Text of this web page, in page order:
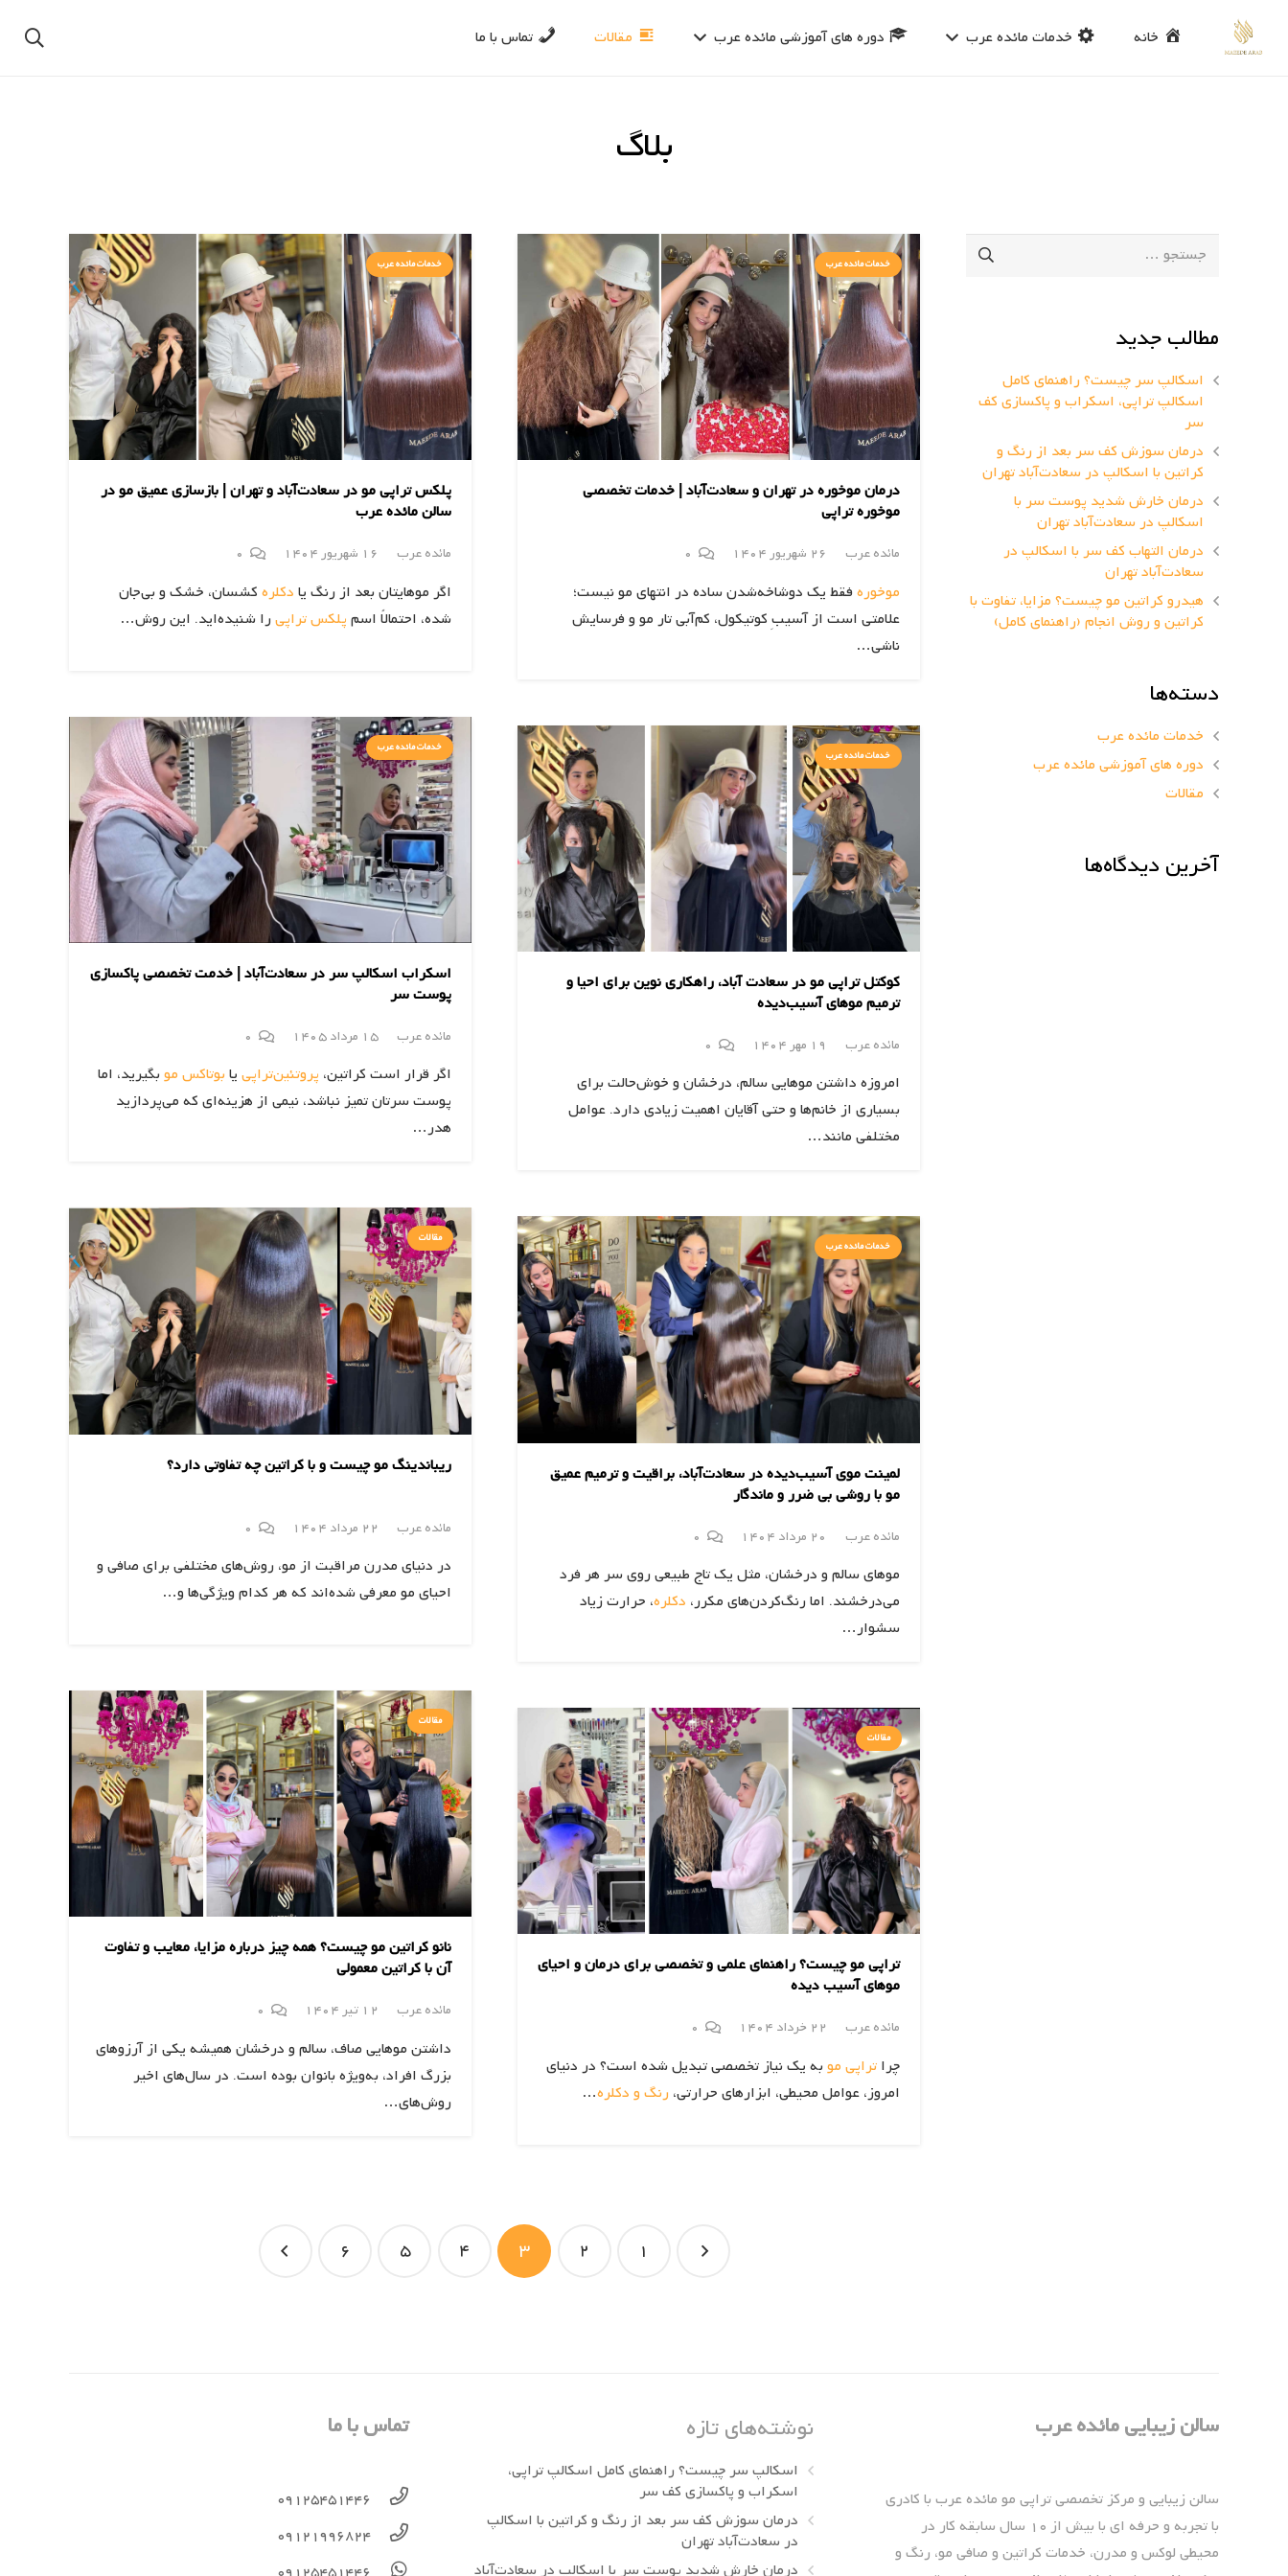
خانه خدمات مائده عرب دوره های آموزشی مائده عرب مقالات تماس با ما
بلاگ
جستجو
مطالب جدید
اسکالپ سر چیست؟ راهنمای کامل
اسکالپ تراپی، اسکراب و پاکسازی کف
سر
درمان سوزش کف سر بعد از رنگ و
کراتین با اسکالپ در سعادت‌آباد تهران
درمان خارش شدید پوست سر با
اسکالپ در سعادت‌آباد تهران
درمان التهاب کف سر با اسکالپ در
سعادت‌آباد تهران
هیدرو کراتین مو چیست؟ مزایا، تفاوت با
کراتین و روش انجام (راهنمای کامل)
دسته‌ها
خدمات مائده عرب
دوره های آموزشی مائده عرب
مقالات
آخرین دیدگاه‌ها
خدمات مائده عرب
درمان موخوره در تهران و سعادت‌آباد | خدمات تخصصی
موخوره تراپی
مائده عرب 26 شهریور 1404 0
موخوره فقط یک دوشاخه‌شدن ساده در انتهای مو نیست؛
علامتی است از آسیبِ کوتیکول، کم‌آبی تار مو و فرسایش
ناشی…
خدمات مائده عرب
پلکس تراپی مو در سعادت‌آباد و تهران | بازسازی عمیق مو در
سالن مائده عرب
مائده عرب 16 شهریور 1404 0
اگر موهایتان بعد از رنگ یا دکلره کشسان، خشک و بی‌جان
شده، احتمالاً اسم پلکس تراپی را شنیده‌اید. این روش…
خدمات مائده عرب
اسکراب اسکالپ سر در سعادت‌آباد | خدمت تخصصی پاکسازی
پوست سر
مائده عرب 15 مرداد 1405 0
اگر قرار است کراتین، پروتئین‌تراپی یا بوتاکس مو بگیرید، اما
پوست سرتان تمیز نباشد، نیمی از هزینه‌ای که می‌پردازید
هدر…
خدمات مائده عرب
کوکتل تراپی مو در سعادت آباد، راهکاری نوین برای احیا و
ترمیم موهای آسیب‌دیده
مائده عرب 19 مهر 1404 0
امروزه داشتن موهایی سالم، درخشان و خوش‌حالت برای
بسیاری از خانم‌ها و حتی آقایان اهمیت زیادی دارد. عوامل
مختلفی مانند…
مقالات
ریباندینگ مو چیست و با کراتین چه تفاوتی دارد؟
مائده عرب 22 مرداد 1404 0
در دنیای مدرن مراقبت از مو، روش‌های مختلفی برای صافی و
احیای مو معرفی شده‌اند که هر کدام ویژگی‌ها و…
خدمات مائده عرب
لمینت موی آسیب‌دیده در سعادت‌آباد، براقیت و ترمیم عمیق
مو با روشی بی ضرر و ماندگار
مائده عرب 20 مرداد 1404 0
موهای سالم و درخشان، مثل یک تاج طبیعی روی سر هر فرد
می‌درخشند. اما رنگ‌کردن‌های مکرر، دکلره، حرارت زیاد
سشوار…
مقالات
نانو کراتین مو چیست؟ همه چیز درباره مزایا، معایب و تفاوت
آن با کراتین معمولی
مائده عرب 12 تیر 1404 0
داشتن موهایی صاف، سالم و درخشان همیشه یکی از آرزوهای
بزرگ افراد، به‌ویژه بانوان بوده است. در سال‌های اخیر
روش‌های…
مقالات
تراپی مو چیست؟ راهنمای علمی و تخصصی برای درمان و احیای
موهای آسیب دیده
مائده عرب 22 خرداد 1404 0
چرا تراپی مو به یک نیاز تخصصی تبدیل شده است؟ در دنیای
امروز، عوامل محیطی، ابزارهای حرارتی، رنگ و دکلره…
1
2
3
4
5
6
سالن زیبایی مائده عرب
سالن زیبایی و مرکز تخصصی تراپی مو مائده عرب با کادری
با تجربه و حرفه ای با بیش از 10 سال سابقه کار در
محیطی لوکس و مدرن، خدمات کراتین و صافی مو، رنگ و
نوشته‌های تازه
اسکالپ سر چیست؟ راهنمای کامل اسکالپ تراپی،
اسکراب و پاکسازی کف سر
درمان سوزش کف سر بعد از رنگ و کراتین با اسکالپ
در سعادت‌آباد تهران
درمان خارش شدید پوست سر با اسکالپ در سعادت‌آباد
تماس با ما
09125451446
09121996824